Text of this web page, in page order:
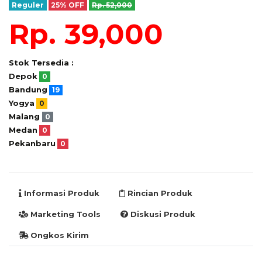
Reguler 25% OFF Rp. 52,000
Rp. 39,000
Stok Tersedia :
Depok
0
Bandung 19
Yogya 0
Malang 0
Medan 0
Pekanbaru 0
Informasi Produk Rincian Produk
Marketing Tools Diskusi Produk
Ongkos Kirim